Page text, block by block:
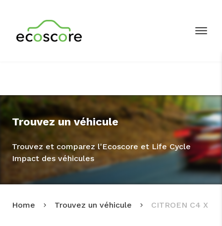
Trouvez un véhicule
Trouvez et comparez l'Ecoscore et Life Cycle
Impact des véhicules
Home Trouvez un véhicule CITROEN C4 X